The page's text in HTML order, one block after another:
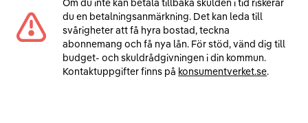
Om du inte kan betala tillbaka skulden i tid riskerar
du en betalningsanmärkning. Det kan leda till
svårigheter att få hyra bostad, teckna
abonnemang och få nya lån. För stöd, vänd dig till
budget- och skuldrådgivningen i din kommun.
Kontaktuppgifter finns på konsumentverket.se.